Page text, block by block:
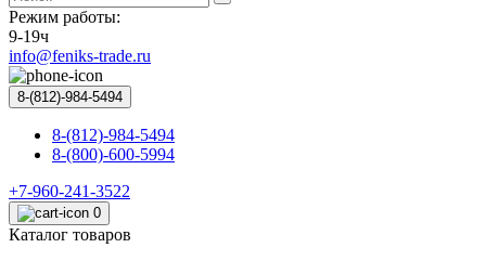
Режим работы:
9-19ч
info@feniks-trade.ru
8-(812)-984-5494
8-(812)-984-5494
8-(800)-600-5994
+7-960-241-3522
0
Каталог товаров